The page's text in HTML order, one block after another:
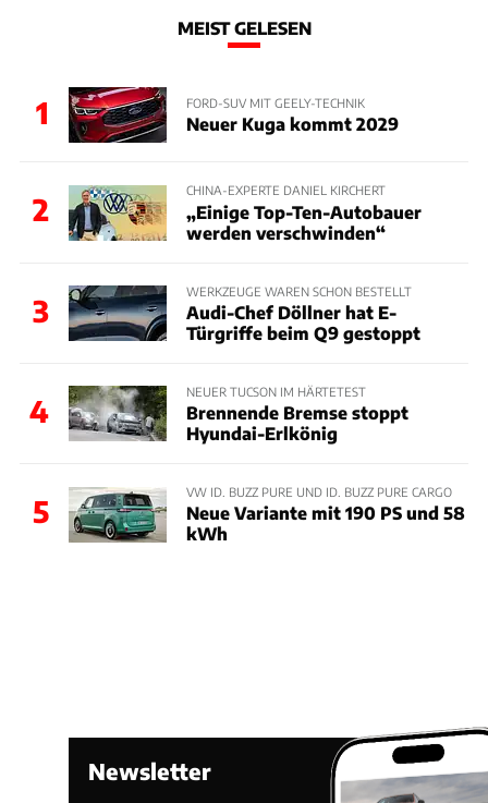
MEIST GELESEN
1 FORD-SUV MIT GEELY-TECHNIK
Neuer Kuga kommt 2029
2
CHINA-EXPERTE DANIEL KIRCHERT
„Einige Top-Ten-Autobauer
werden verschwinden“
3
WERKZEUGE WAREN SCHON BESTELLT
Audi-Chef Döllner hat E-
Türgriffe beim Q9 gestoppt
4
NEUER TUCSON IM HÄRTETEST
Brennende Bremse stoppt
Hyundai-Erlkönig
5
VW ID. BUZZ PURE UND ID. BUZZ PURE CARGO
Neue Variante mit 190 PS und 58
kWh
Newsletter